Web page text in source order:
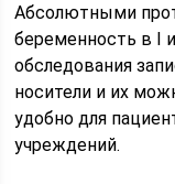
Абсолютными
беременность в I
обследования
носители и их
удобно для
учреждений.